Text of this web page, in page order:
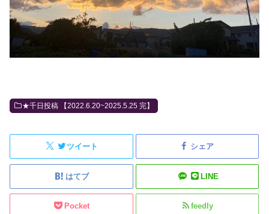
★千日投稿 【2022.6.20~2025.5.25 完】
ツイート シェア
はてブ LINE
Pocket feedly